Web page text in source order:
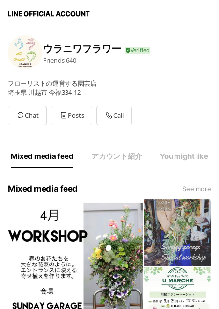
ウラニワフラワー
Friends640
フローリストの運営する園芸店
埼玉県 川越市 今福334-12
Chat Posts Call
Mixed media feed アカウント紹介 You might like
Mixed media feed See more